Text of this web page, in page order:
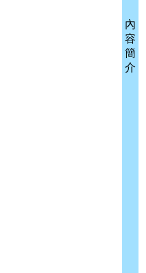
內
容
簡
介